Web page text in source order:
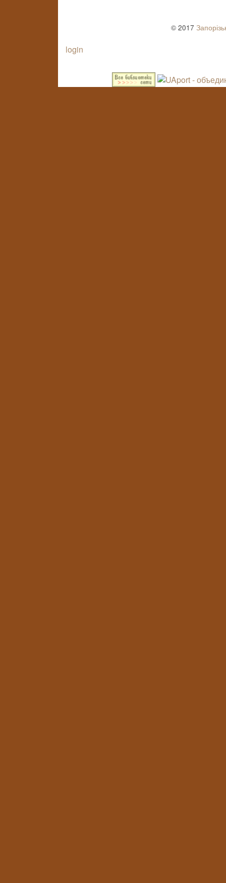
© 2017
login